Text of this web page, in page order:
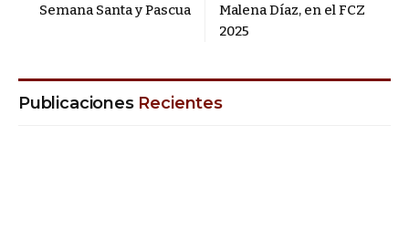
Semana Santa y Pascua
Malena Díaz, en el FCZ
2025
Publicaciones Recientes